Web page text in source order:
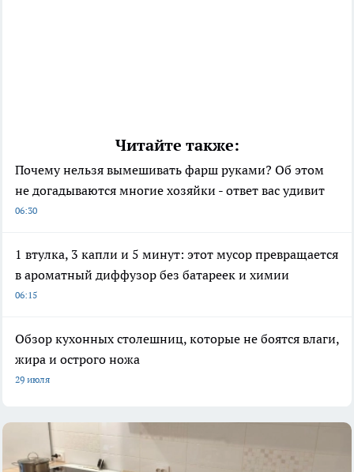
Читайте также:
Почему нельзя вымешивать фарш руками? Об этом
не догадываются многие хозяйки - ответ вас удивит
06:30
1 втулка, 3 капли и 5 минут: этот мусор превращается
в ароматный диффузор без батареек и химии
06:15
Обзор кухонных столешниц, которые не боятся влаги,
жира и острого ножа
29 июля